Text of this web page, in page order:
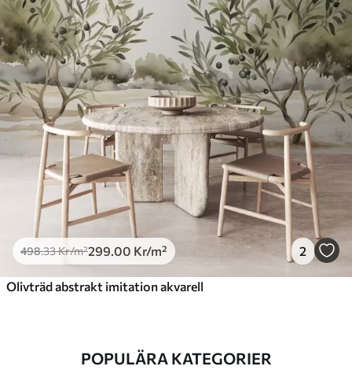
498.33Kr/m²299.00 Kr/m² 2
Olivträd abstrakt imitation akvarell
POPULÄRA KATEGORIER